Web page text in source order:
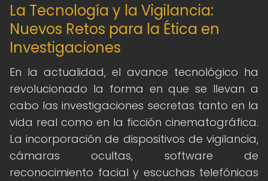
La Tecnología y la Vigilancia:
Nuevos Retos para la Ética en
Investigaciones
En la actualidad, el avance tecnológico ha
revolucionado la forma en que se llevan a
cabo las investigaciones secretas tanto en la
vida real como en la ficción cinematográfica.
La incorporación de dispositivos de vigilancia,
cámaras ocultas, software de
reconocimiento facial y escuchas telefónicas